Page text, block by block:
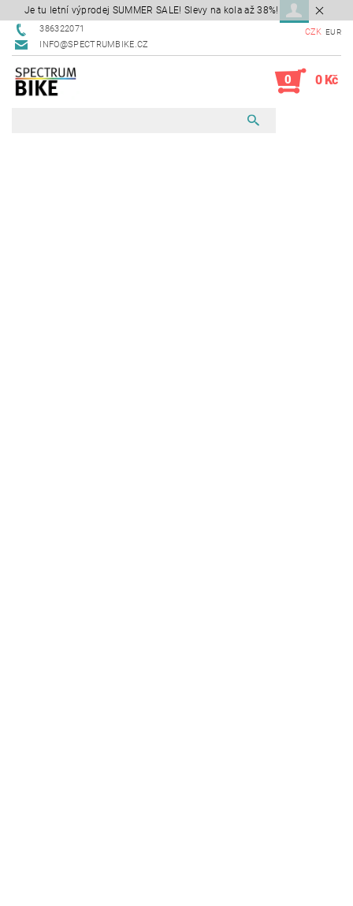
Je tu letní výprodej SUMMER SALE! Slevy na kola až 38%!
386322071
INFO@SPECTRUMBIKE.CZ
CZK EUR
0 0 Kč